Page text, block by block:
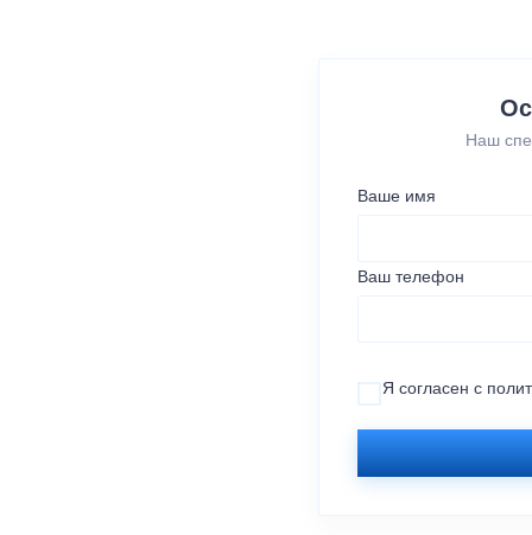
Наш
Ваше имя
Ваш телефон
Я согласен с